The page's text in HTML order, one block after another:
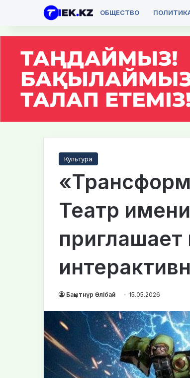
ОБЩЕСТВО
Культура
Театр
приглашает
Бақытнұр Әлібай 15.05.2026